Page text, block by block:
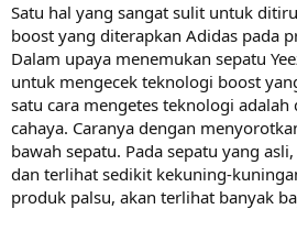
Satu hal yang sangat sulit untuk
boost yang diterapkan Adidas pada
Dalam upaya menemukan sepatu
untuk mengecek teknologi boost
satu cara mengetes teknologi
cahaya. Caranya dengan
bawah sepatu. Pada sepatu yang
dan terlihat sedikit kekuning-
produk palsu, akan terlihat banyak